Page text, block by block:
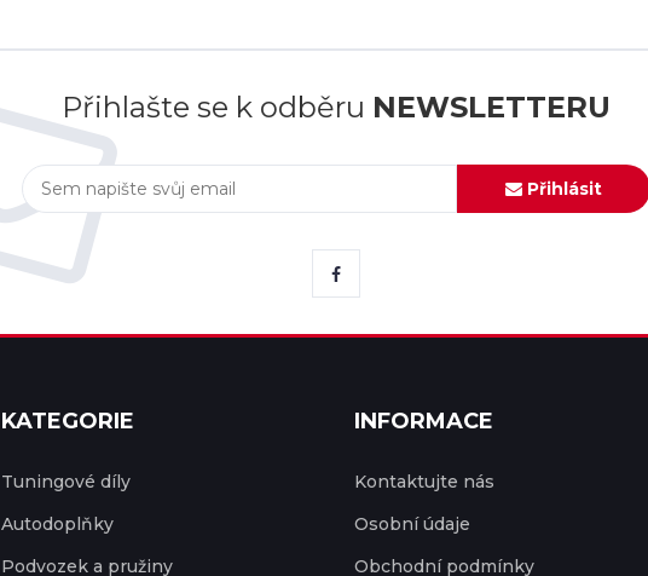
Přihlašte se k odběru NEWSLETTERU
Přihlásit
KATEGORIE
Tuningové díly
Autodoplňky
Podvozek a pružiny
INFORMACE
Kontaktujte nás
Osobní údaje
Obchodní podmínky